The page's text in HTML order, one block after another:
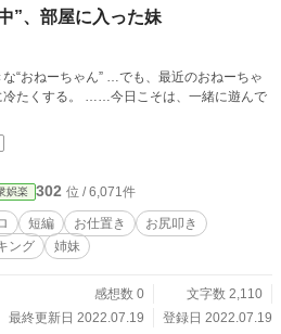
”、部屋に入った妹
な“おねーちゃん” …でも、最近のおねーちゃ
日こそは、一緒に遊んで
娯楽 302 位 / 6,071件
短編 お仕置き
お尻叩き
ング 姉妹
感想数 0
文字数 2,110
最終更新日 2022.07.19
登録日 2022.07.19